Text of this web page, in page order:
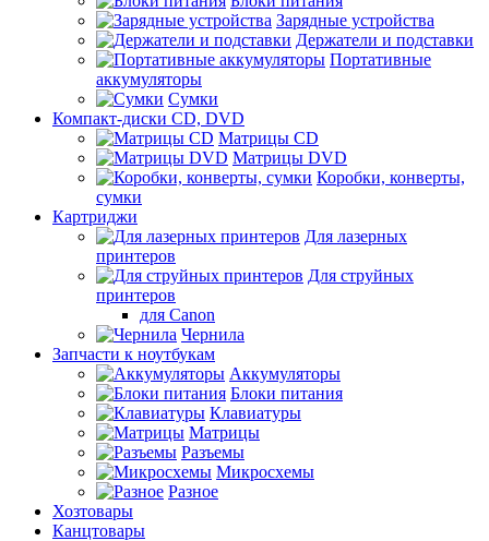
Зарядные устройства
Держатели и подставки
Портативные
аккумуляторы
Сумки
Компакт-диски CD, DVD
Матрицы CD
Матрицы DVD
Коробки, конверты,
сумки
Картриджи
Для лазерных
принтеров
Для струйных
принтеров
для Canon
Чернила
Запчасти к ноутбукам
Аккумуляторы
Блоки питания
Клавиатуры
Матрицы
Разъемы
Микросхемы
Разное
Хозтовары
Канцтовары